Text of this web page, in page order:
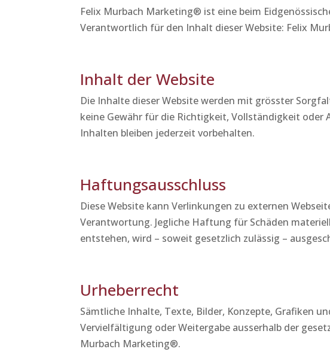
Felix Murbach Marketing® ist eine beim
Verantwortlich für den Inhalt dieser Website: Felix
Inhalt der Website
Die Inhalte dieser Website werden mit grösster
keine Gewähr für die Richtigkeit, Vollständigkeit
Inhalten bleiben jederzeit vorbehalten.
Haftungsausschluss
Diese Website kann Verlinkungen zu externen
Verantwortung. Jegliche Haftung für Schäden
entstehen, wird – soweit gesetzlich zulässig –
Urheberrecht
Sämtliche Inhalte, Texte, Bilder, Konzepte, Grafiken
Vervielfältigung oder Weitergabe ausserhalb der
Murbach Marketing®.